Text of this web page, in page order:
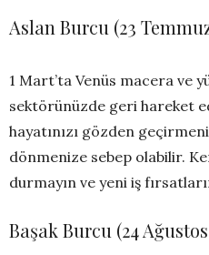
Aslan Burcu (23
1 Mart’ta Venüs macera ve
sektörünüzde geri hareket
hayatınızı gözden
dönmenize sebep olabilir.
durmayın ve yeni iş
Başak Burcu (24